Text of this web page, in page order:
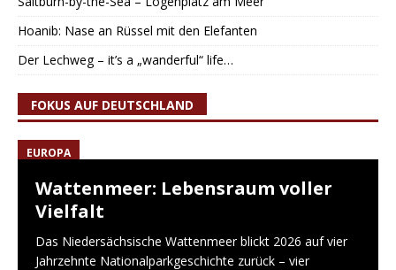
Hoanib: Nase an Rüssel mit den Elefanten
Der Lechweg – it’s a „wanderful“ life…
FOKUS AUF DEUTSCHLAND
EUROPA
Wattenmeer: Lebensraum voller
Vielfalt
Das Niedersächsische Wattenmeer blickt 2026 auf vier
Jahrzehnte Nationalparkgeschichte zurück – vier